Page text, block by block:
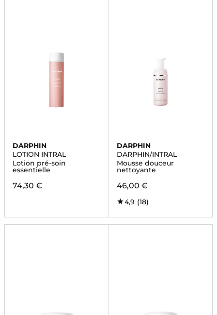
DARPHIN
LOTION INTRAL
Lotion pré-soin
essentielle
74,30 €
DARPHIN
DARPHIN/INTRAL
Mousse douceur
nettoyante
46,00 €
4,9 (18)